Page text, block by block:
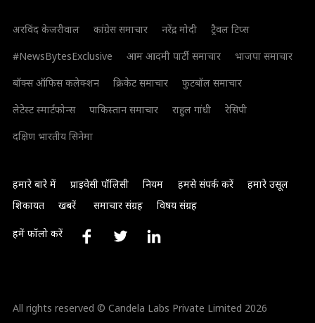
अरविंद केजरीवाल कांग्रेस समाचार नरेंद्र मोदी
ट्रैवल टिप्स
#NewsBytesExclusive
आम आदमी पार्टी समाचार
भाजपा समाचार
बॉक्स ऑफिस कलेक्शन
क्रिकेट समाचार
फुटबॉल समाचार
लेटेस्ट स्मार्टफोन्स
पाकिस्तान समाचार राहुल गांधी
रेसिपी
दक्षिण भारतीय सिनेमा
हमारे बारे में प्राइवेसी पॉलिसी नियम हमसे संपर्क करें
हमारे उसूल
शिकायत
खबरें समाचार संग्रह विषय संग्रह
हमें फॉलो करें
All rights reserved © Candela Labs Private Limited 2026